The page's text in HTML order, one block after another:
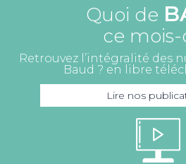
Quoi de
ce mois-
Retrouvez l’intégralité des
Baud ? en libre
Lire nos